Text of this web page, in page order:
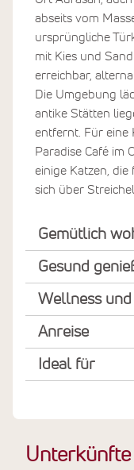
abseits vom
ursprüngliche
mit Kies und
erreichbar,
Die Umgebung
antike Stätten
entfernt. Für eine
Paradise Café im
einige Katzen,
sich über
Gemütlich
Gesund
Wellness
Anreise
Ideal für
Unterkünfte